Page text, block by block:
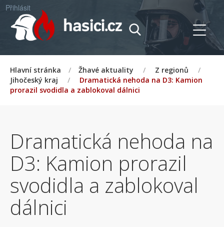
Přihlásit
Hlavní stránka / Žhavé aktuality / Z regionů
/
Jihočeský kraj
/
Dramatická nehoda na D3: Kamion
prorazil svodidla a zablokoval dálnici
Dramatická nehoda na
D3: Kamion prorazil
svodidla a zablokoval
dálnici